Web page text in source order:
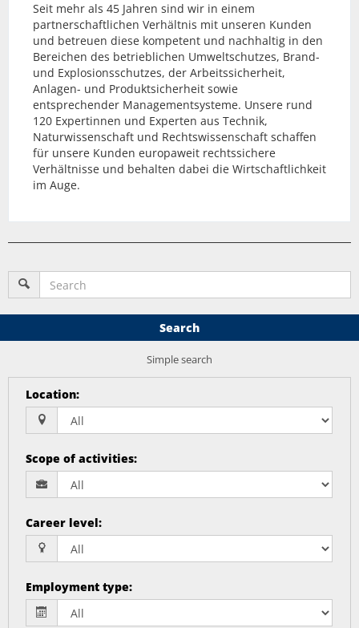
Seit mehr als 45 Jahren sind wir in einem
partnerschaftlichen Verhältnis mit unseren Kunden
und betreuen diese kompetent und nachhaltig in den
Bereichen des betrieblichen Umweltschutzes, Brand-
und Explosionsschutzes, der Arbeitssicherheit,
Anlagen- und Produktsicherheit sowie
entsprechender Managementsysteme. Unsere rund
120 Expertinnen und Experten aus Technik,
Naturwissenschaft und Rechtswissenschaft schaffen
für unsere Kunden europaweit rechtssichere
Verhältnisse und behalten dabei die Wirtschaftlichkeit
im Auge.
Search
Simple search
Location:
Scope of activities:
Career level:
Employment type: